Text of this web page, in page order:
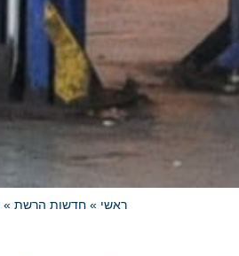
ראשי »חדשות הרשת »